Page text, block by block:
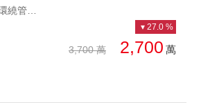
總價: 低 → 高
每坪單價: 低 → 高
3,700 萬 2,700 萬
27.0 %